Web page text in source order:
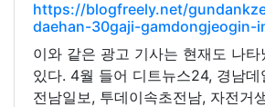
https://blogfreely.net/
daehan-30gaji-gamdongjeogin-
이와 같은 광고 기사는 현재도 나
있다. 4월 들어 디트뉴스24, 경남데
전남일보, 투데이속초전남, 자전거